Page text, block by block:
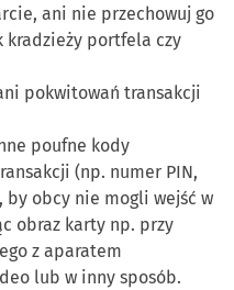
ani nie przechowuj go
kradzieży portfela czy
pokwitowań transakcji
poufne kody
(np. numer PIN,
by obcy nie mogli wejść w
obraz karty np. przy
z aparatem
lub w inny sposób.